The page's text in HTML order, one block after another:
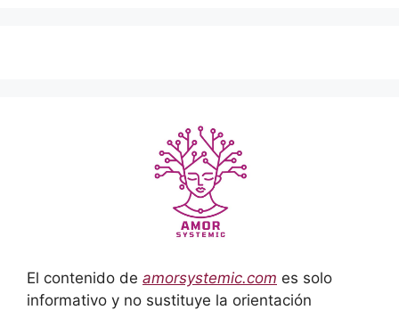
El contenido de amorsystemic.com es solo
informativo y no sustituye la orientación